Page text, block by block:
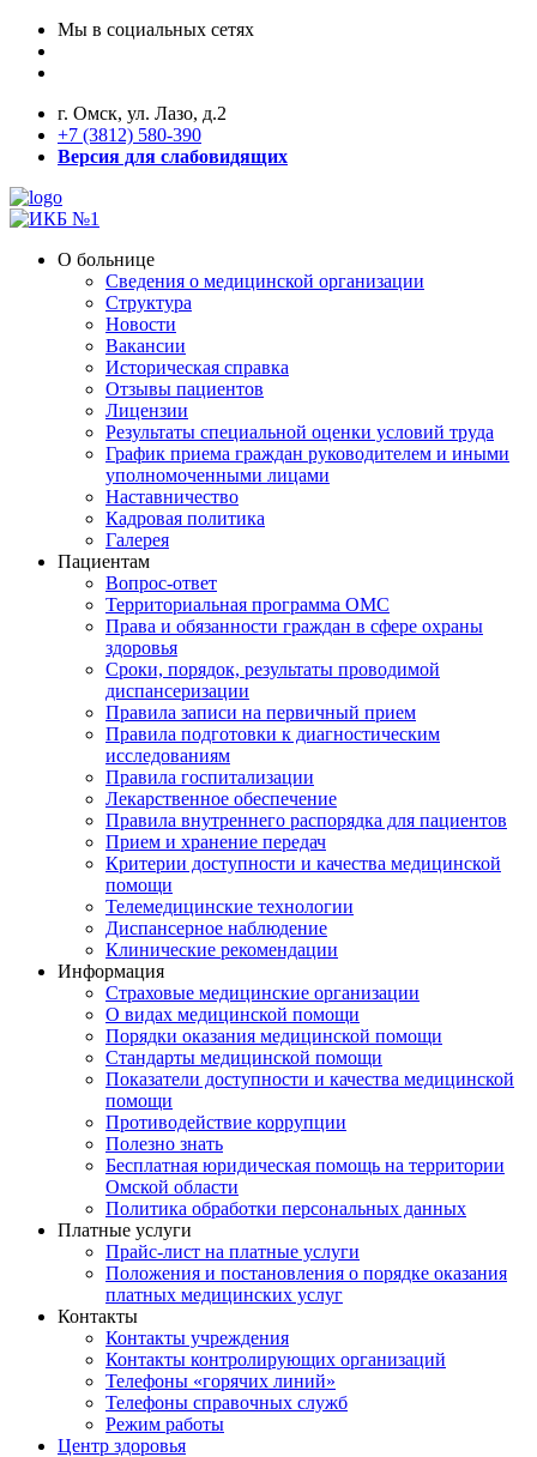
Мы в социальных сетях
г. Омск, ул. Лазо, д.2
+7 (3812) 580-390
Версия для слабовидящих
О больнице
Сведения о медицинской организации
Структура
Новости
Вакансии
Историческая справка
Отзывы пациентов
Лицензии
Результаты специальной оценки условий труда
График приема граждан руководителем и иными
уполномоченными лицами
Наставничество
Кадровая политика
Галерея
Пациентам
Вопрос-ответ
Территориальная программа ОМС
Права и обязанности граждан в сфере охраны
здоровья
Сроки, порядок, результаты проводимой
диспансеризации
Правила записи на первичный прием
Правила подготовки к диагностическим
исследованиям
Правила госпитализации
Лекарственное обеспечение
Правила внутреннего распорядка для пациентов
Прием и хранение передач
Критерии доступности и качества медицинской
помощи
Телемедицинские технологии
Диспансерное наблюдение
Клинические рекомендации
Информация
Страховые медицинские организации
О видах медицинской помощи
Порядки оказания медицинской помощи
Стандарты медицинской помощи
Показатели доступности и качества медицинской
помощи
Противодействие коррупции
Полезно знать
Бесплатная юридическая помощь на территории
Омской области
Политика обработки персональных данных
Платные услуги
Прайс-лист на платные услуги
Положения и постановления о порядке оказания
платных медицинских услуг
Контакты
Контакты учреждения
Контакты контролирующих организаций
Телефоны «горячих линий»
Телефоны справочных служб
Режим работы
Центр здоровья